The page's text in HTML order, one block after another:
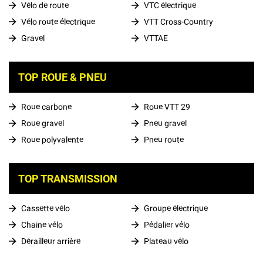
Vélo de route
Vélo route électrique
Gravel
VTC électrique
VTT Cross-Country
VTTAE
TOP ROUE & PNEU
Roue carbone
Roue gravel
Roue polyvalente
Roue VTT 29
Pneu gravel
Pneu route
TOP TRANSMISSION
Cassette vélo
Chaine vélo
Dérailleur arrière
Groupe électrique
Pédalier vélo
Plateau vélo